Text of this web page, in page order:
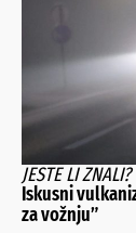
JESTE LI ZNALI?
Iskusni
za vožnju”